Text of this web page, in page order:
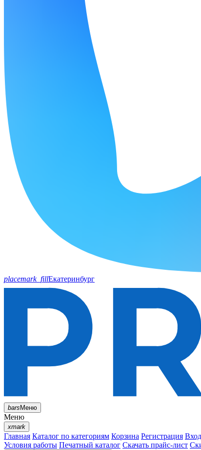
placemark_fillЕкатеринбург
barsМеню
Меню
xmark
Главная Каталог по категориям Корзина Регистрация Вход
Условия работы Печатный каталог Скачать прайс-лист